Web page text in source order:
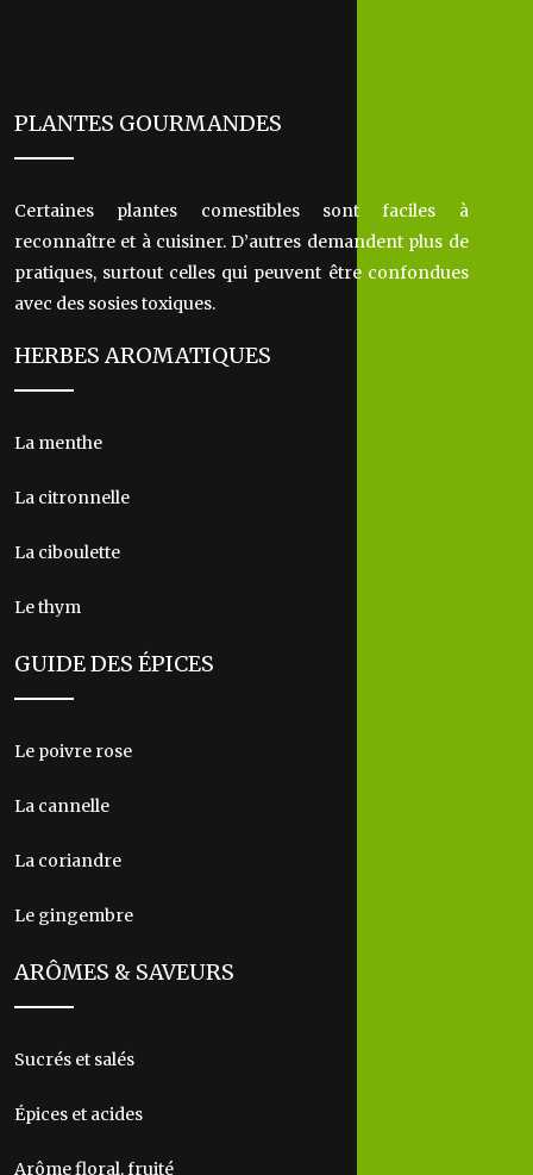
PLANTES GOURMANDES
Certaines plantes comestibles sont faciles à
reconnaître et à cuisiner. D’autres demandent plus de
pratiques, surtout celles qui peuvent être confondues
avec des sosies toxiques.
HERBES AROMATIQUES
La menthe
La citronnelle
La ciboulette
Le thym
GUIDE DES ÉPICES
Le poivre rose
La cannelle
La coriandre
Le gingembre
ARÔMES & SAVEURS
Sucrés et salés
Épices et acides
Arôme floral, fruité